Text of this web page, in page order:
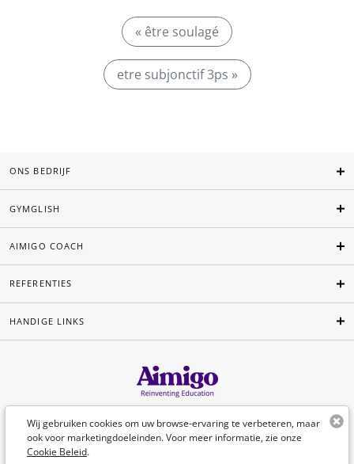
« être soulagé
etre subjonctif 3ps »
Wij gebruiken cookies om uw browse-ervaring te verbeteren, maar
ook voor marketingdoeleinden. Voor meer informatie, zie onze
Cookie Beleid.
ONS BEDRIJF
GYMGLISH
AIMIGO COACH
REFERENTIES
HANDIGE LINKS
Nederlands